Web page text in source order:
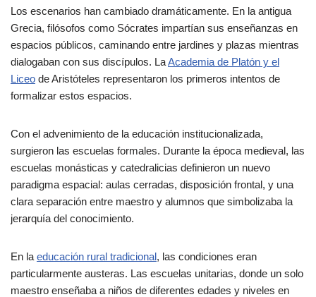
Los escenarios han cambiado dramáticamente. En la antigua
Grecia, filósofos como Sócrates impartían sus enseñanzas en
espacios públicos, caminando entre jardines y plazas mientras
dialogaban con sus discípulos. LaAcademia de Platón y el
Liceo de Aristóteles representaron los primeros intentos de
formalizar estos espacios.
Con el advenimiento de la educación institucionalizada,
surgieron las escuelas formales. Durante la época medieval, las
escuelas monásticas y catedralicias definieron un nuevo
paradigma espacial: aulas cerradas, disposición frontal, y una
clara separación entre maestro y alumnos que simbolizaba la
jerarquía del conocimiento.
En la educación rural tradicional, las condiciones eran
particularmente austeras. Las escuelas unitarias, donde un solo
maestro enseñaba a niños de diferentes edades y niveles en